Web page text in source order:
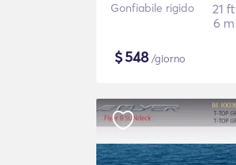
Gonfiabile rigido
21 ft
6 m
$548/giorno